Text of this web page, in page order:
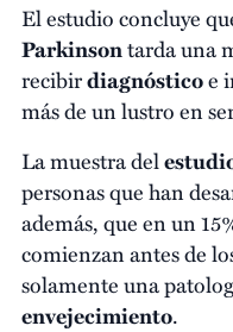
El estudio concluye
Parkinsontarda una
recibirdiagnósticoe
más de un lustro en
La muestra del
personas que han
además, que en un
comienzan antes de
solamente una
envejecimiento.